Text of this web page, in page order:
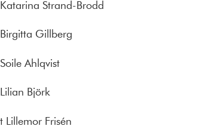
Strand-Brodd
Gillberg
Ahlqvist
Björk
Lillemor Frisén